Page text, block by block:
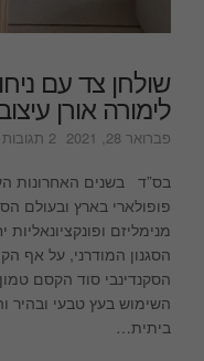
לימורה אורן
פברואר 28, 2021 2 תגובות
|
|
בס”ד בשנים האחרונות
פופולארי בארץ ובעולם
מנימליזם
הסגנון המודרני, על אף
הסקנדינבי סוד הקסם
השימוש בעץ טבעי ובהיר
ביתית…